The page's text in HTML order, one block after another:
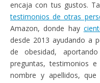
encaja con tus gustos.
testimonios de otras
Amazon, donde hay
desde 2013 ayudando a
de obesidad,
preguntas, testimonios
nombre y apellidos,